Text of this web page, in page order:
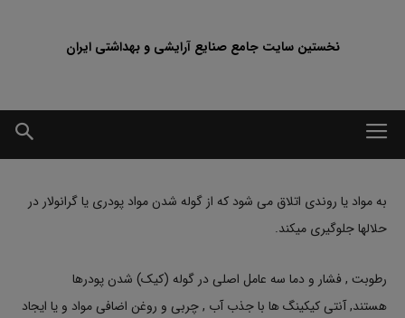
نخستین سایت جامع صنایع آرایشی و بهداشتی ایران
به مواد یا روندی اتلاق می شود که از گوله شدن مواد پودری یا گرانولار در
حلالها جلوگیری میکند.
رطوبت , فشار و دما سه عامل اصلی در گوله (کیک) شدن پودرها
هستند, آنتی کیکینگ ها با جذب آب , چربی و روغن اضافی مواد و یا ایجاد